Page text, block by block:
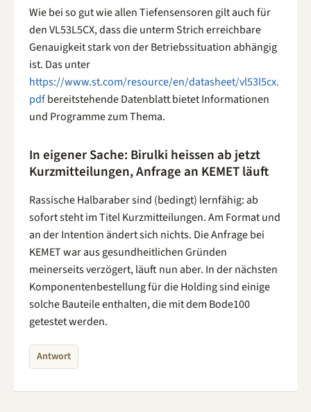
Wie bei so gut wie allen Tiefensensoren gilt auch für
den VL53L5CX, dass die unterm Strich erreichbare
Genauigkeit stark von der Betriebssituation abhängig
ist. Das unter
https://www.st.com/resource/en/datasheet/vl53l5cx.
pdfbereitstehende Datenblatt bietet Informationen
und Programme zum Thema.
In eigener Sache: Birulki heissen ab jetzt
Kurzmitteilungen, Anfrage an KEMET läuft
Rassische Halbaraber sind (bedingt) lernfähig: ab
sofort steht im Titel Kurzmitteilungen. Am Format und
an der Intention ändert sich nichts. Die Anfrage bei
KEMET war aus gesundheitlichen Gründen
meinerseits verzögert, läuft nun aber. In der nächsten
Komponentenbestellung für die Holding sind einige
solche Bauteile enthalten, die mit dem Bode100
getestet werden.
Antwort